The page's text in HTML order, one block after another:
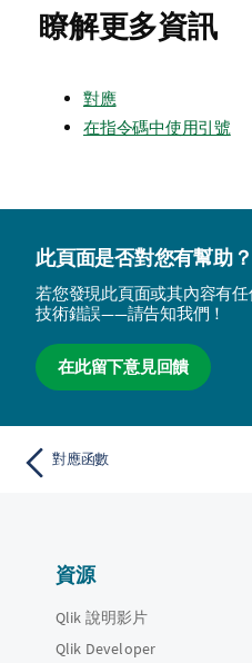
瞭解更多資訊
對應
在指令碼中使用引號
此頁面是否對您有幫助？
若您發現此頁面或其內容有
技術錯誤——請告知我們！
在此留下意見回饋
對應函數
資源
Qlik 說明影片
Qlik Developer